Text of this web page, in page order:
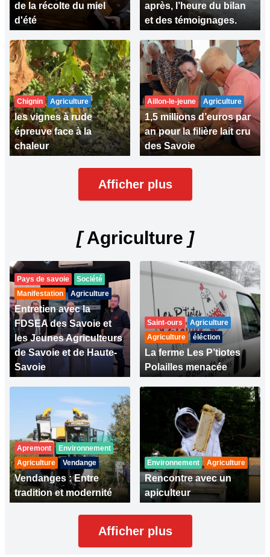
de la récolte du miel
d'été
après, l’heure du bilan
et des témoignages.
Chignin Agriculture
les vignes à rude
épreuve face à la
chaleur
Aillon-le-jeune Agriculture
1,5 millions d’euros par
an pour la filière lait cru
des Savoie
Afficher plus
[Agriculture ]
Pays de savoie
Société
Manifestation
Agriculture
Entretien avec la
FDSEA des Savoie et
les Jeunes Agriculteurs
de Savoie et de Haute-
Savoie
Saint-ours
Agriculture
Agriculture
éléction
La ferme Les P’tiotes
Polailles menacée
Apremont
Environnement
Agriculture
Vendange
Vendanges : Entre
tradition et modernité
Environnement Agriculture
Rencontre avec un
apiculteur
Afficher plus